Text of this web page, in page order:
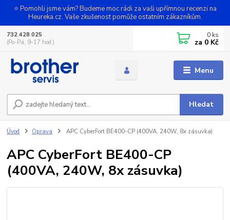
⭐ Pomohli jsme vám? Budeme moc rádi za vaši upřímnou recenzi na
Heureka.cz. Vaše zkušenost pomůže ostatním zákazníkům.
Menu
Hledat
732 428 025
(Po-Pá, 9-17 hod.)
0 ks
za 0 Kč
Úvod Oprava APC CyberFort BE400-CP (400VA, 240W, 8x zásuvka)
APC CyberFort BE400-CP
(400VA, 240W, 8x zásuvka)